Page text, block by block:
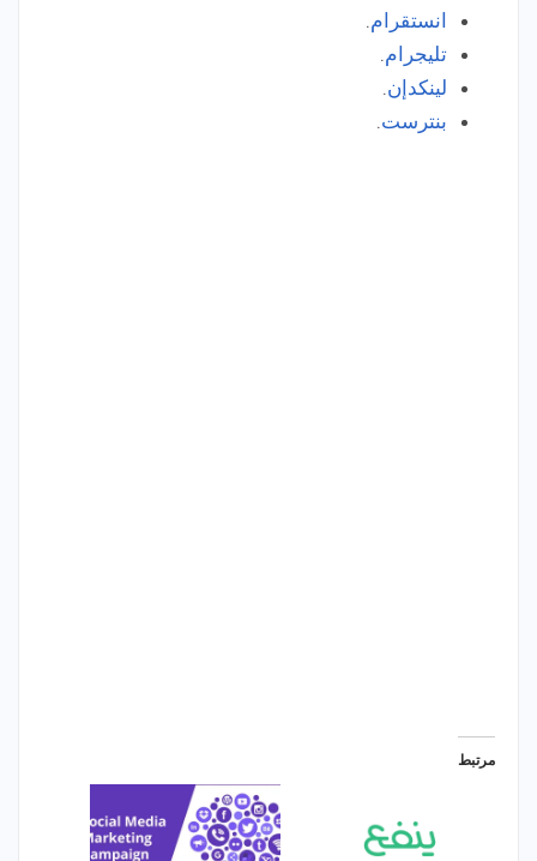
انستقرام.
تليجرام.
لينكدإن.
بنترست.
مرتبط